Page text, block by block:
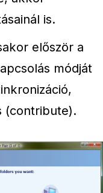
is.
először a
módját
(contribute).